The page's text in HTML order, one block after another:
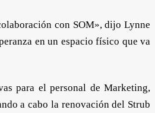
con SOM», dijo Lynne
en un espacio físico que va
para el personal de Marketing,
a cabo la renovación del Strub